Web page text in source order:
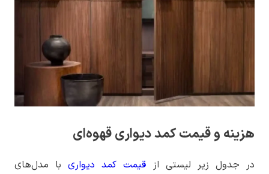
هزینه و قیمت کمد دیواری قهوه‌ای
در جدول زیر لیستی از قیمت کمد دیواریبا مدل‌های